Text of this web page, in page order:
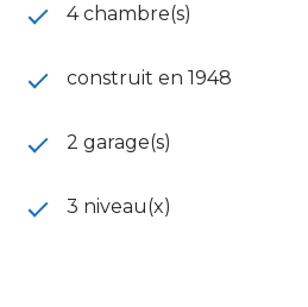
4 chambre(s)
construit en 1948
2 garage(s)
3 niveau(x)